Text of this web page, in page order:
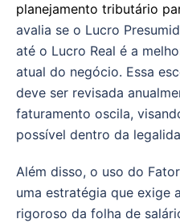
planejamento tributário
avalia se o Lucro
até o Lucro Real é a
atual do negócio. Essa
deve ser revisada
faturamento oscila,
possível dentro da
Além disso, o uso do
uma estratégia que exige
rigoroso da folha de